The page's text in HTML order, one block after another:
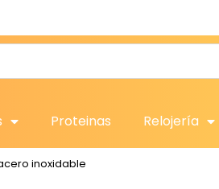
Proteinas Relojería
inoxidable